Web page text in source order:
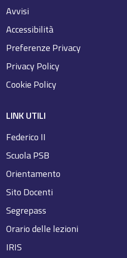
Avvisi
Accessibilità
Preferenze Privacy
Privacy Policy
Cookie Policy
LINK UTILI
Federico II
Scuola PSB
Orientamento
Sito Docenti
Segrepass
Orario delle lezioni
IRIS